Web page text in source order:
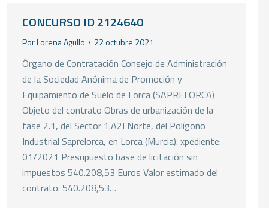
CONCURSO ID 2124640
PorLorena Agullo 22 octubre 2021
Órgano de Contratación Consejo de Administración
de la Sociedad Anónima de Promoción y
Equipamiento de Suelo de Lorca (SAPRELORCA)
Objeto del contrato Obras de urbanización de la
fase 2.1, del Sector 1.A2I Norte, del Polígono
Industrial Saprelorca, en Lorca (Murcia). xpediente:
01/2021 Presupuesto base de licitación sin
impuestos 540.208,53 Euros Valor estimado del
contrato: 540.208,53…